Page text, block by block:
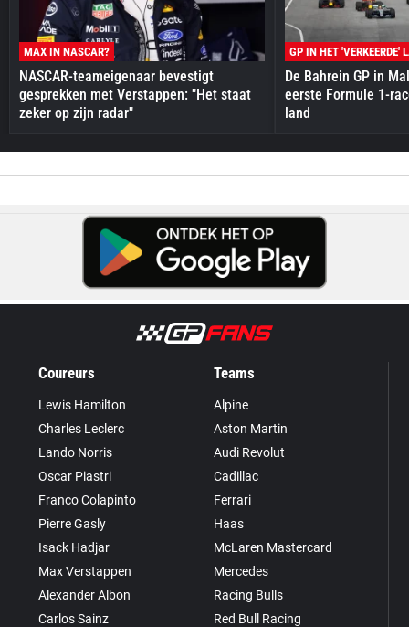
MAX IN NASCAR?
NASCAR-teameigenaar bevestigt
gesprekken met Verstappen: "Het staat
zeker op zijn radar"
GP IN HET 'VERKEERDE'
De Bahrein GP in
eerste Formule 1-
land
Coureurs
Lewis Hamilton
Charles Leclerc
Lando Norris
Oscar Piastri
Franco Colapinto
Pierre Gasly
Isack Hadjar
Max Verstappen
Alexander Albon
Carlos Sainz
Teams
Alpine
Aston Martin
Audi Revolut
Cadillac
Ferrari
Haas
McLaren Mastercard
Mercedes
Racing Bulls
Red Bull Racing